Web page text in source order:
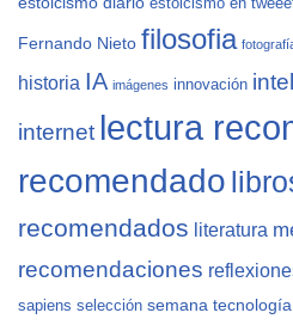
estoicismo en
Fernando Nieto filosofia
historia IA imágenes innovación
internet lectura
recomendado
recomendados literatura
recomendaciones
sapiens selección semana tecnología